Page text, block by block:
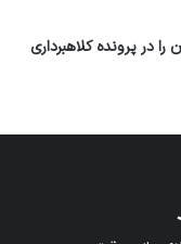
در پرونده کلاهبرداری